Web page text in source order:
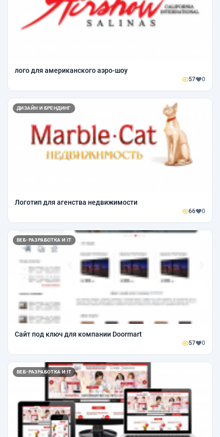
лого для американского аэро-шоу
57 0
ДИЗАЙН И БРЕНДИНГ
Логотип для агенства недвижимости
66 0
ВЕБ-РАЗРАБОТКА И IT
Сайт под ключ для компании Doormart
57 0
ВЕБ-РАЗРАБОТКА И IT